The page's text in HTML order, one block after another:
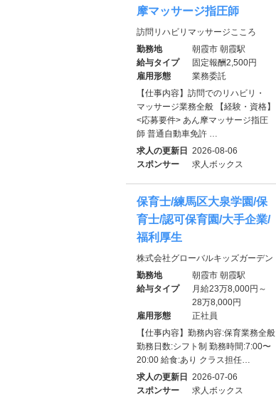
摩マッサージ指圧師
訪問リハビリマッサージこころ
勤務地
朝霞市 朝霞駅
給与タイプ
固定報酬2,500円
雇用形態
業務委託
【仕事内容】訪問でのリハビリ・
マッサージ業務全般 【経験・資格】
<応募要件> あん摩マッサージ指圧
師 普通自動車免許 …
求人の更新日 2026-08-06
スポンサー
求人ボックス
保育士/練馬区大泉学園/保
育士/認可保育園/大手企業/
福利厚生
株式会社グローバルキッズガーデン
勤務地
朝霞市 朝霞駅
給与タイプ
月給23万8,000円～
28万8,000円
雇用形態
正社員
【仕事内容】勤務内容:保育業務全般
勤務日数:シフト制 勤務時間:7:00〜
20:00 給食:あり クラス担任…
求人の更新日 2026-07-06
スポンサー
求人ボックス